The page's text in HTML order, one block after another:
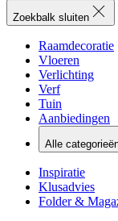
Zoekbalk sluiten
Raamdecoratie
Vloeren
Verlichting
Verf
Tuin
Aanbiedingen
Alle
Inspiratie
Klusadvies
Folder &